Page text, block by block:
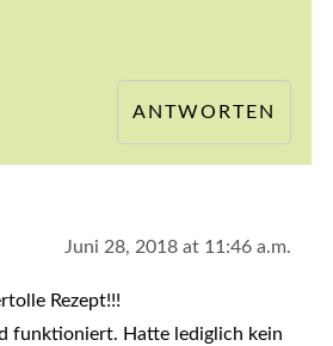
ANTWORTEN
Juni 28, 2018 at 11:46 a.m.
Rezept!!!
funktioniert. Hatte lediglich kein